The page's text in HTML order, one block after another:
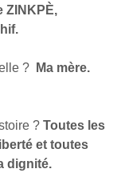
ZINKPÈ,
?
Ma mère.
? Toutes les
et toutes
dignité.